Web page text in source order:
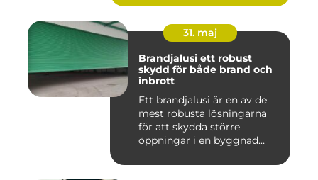
31. maj
Brandjalusi ett robust
skydd för både brand och
inbrott
Ett brandjalusi är en av de
mest robusta lösningarna
för att skydda större
öppningar i en byggnad